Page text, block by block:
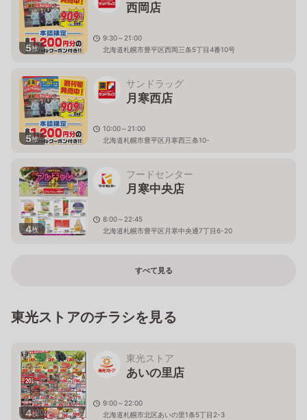
5枚
西岡店
9:30～21:00
北海道札幌市豊平区西岡三条5丁目4番10号
5枚
サンドラッグ
月寒西店
10:00～21:00
北海道札幌市豊平区月寒西三条10-
4枚
フードセンター
月寒中央店
8:00～22:45
北海道札幌市豊平区月寒中央通7丁目6-20
すべて見る
東光ストアのチラシを見る
4枚
東光ストア
あいの里店
9:00～22:00
北海道札幌市北区あいの里1条5丁目2-3